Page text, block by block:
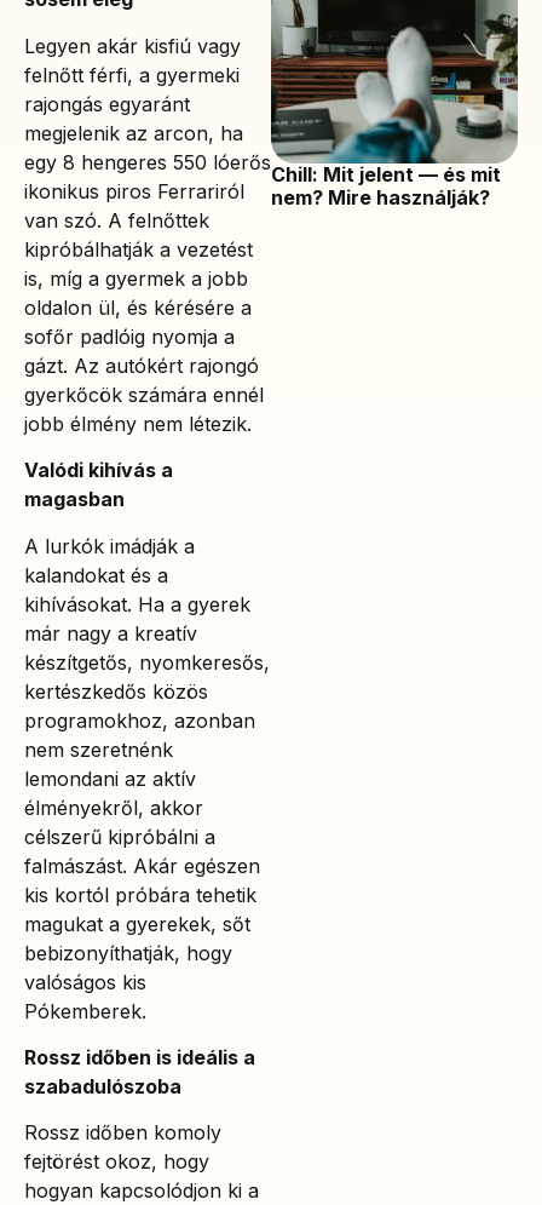
Legyen akár kisfiú vagy
felnőtt férfi, a gyermeki
rajongás egyaránt
megjelenik az arcon, ha
egy 8 hengeres 550 lóerős
ikonikus piros Ferrariról
van szó. A felnőttek
kipróbálhatják a vezetést
is, míg a gyermek a jobb
oldalon ül, és kérésére a
sofőr padlóig nyomja a
gázt. Az autókért rajongó
gyerkőcök számára ennél
jobb élmény nem létezik.
Valódi kihívás a
magasban
A lurkók imádják a
kalandokat és a
kihívásokat. Ha a gyerek
már nagy a kreatív
készítgetős, nyomkeresős,
kertészkedős közös
programokhoz, azonban
nem szeretnénk
lemondani az aktív
élményekről, akkor
célszerű kipróbálni a
falmászást. Akár egészen
kis kortól próbára tehetik
magukat a gyerekek, sőt
bebizonyíthatják, hogy
valóságos kis
Pókemberek.
Rossz időben is ideális a
szabadulószoba
Rossz időben komoly
fejtörést okoz, hogy
hogyan kapcsolódjon ki a
Chill: Mit jelent — és mit
nem? Mire használják?